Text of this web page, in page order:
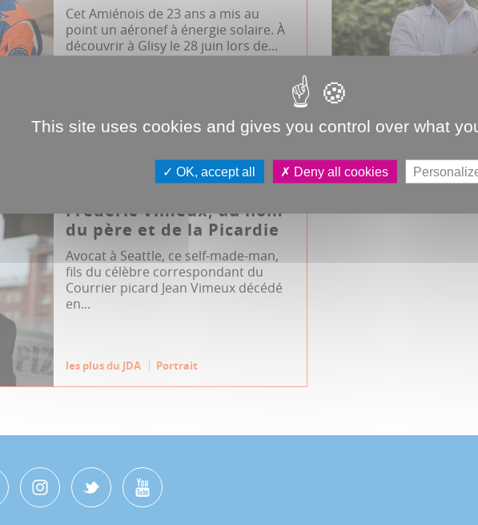
Cet Amiénois de 23 ans a mis au
point un aéronef à énergie solaire. À
découvrir à Glisy le 28 juin lors de...
Portrait
Frédéric Vimeux, au nom
du père et de la Picardie
Avocat à Seattle, ce self-made-man,
fils du célèbre correspondant du
Courrier picard Jean Vimeux décédé
en...
les plus du JDA Portrait
This site uses cookies and gives you control over what
OK, accept all Deny all cookies